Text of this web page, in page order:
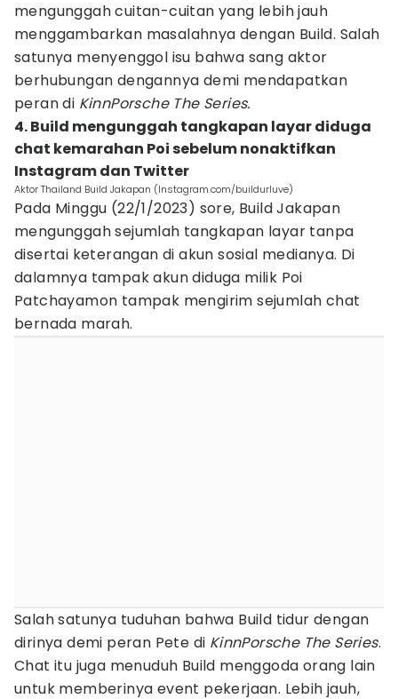
mengunggah cuitan-cuitan yang lebih jauh
menggambarkan masalahnya dengan Build. Salah
satunya menyenggol isu bahwa sang aktor
berhubungan dengannya demi mendapatkan
peran di KinnPorsche The Series.
4. Build mengunggah tangkapan layar diduga
chat kemarahan Poi sebelum nonaktifkan
Instagram dan Twitter
Aktor Thailand Build Jakapan (Instagram.com/buildurluve)
Pada Minggu (22/1/2023) sore, Build Jakapan
mengunggah sejumlah tangkapan layar tanpa
disertai keterangan di akun sosial medianya. Di
dalamnya tampak akun diduga milik Poi
Patchayamon tampak mengirim sejumlah chat
bernada marah.
Salah satunya tuduhan bahwa Build tidur dengan
dirinya demi peran Pete di KinnPorsche The Series.
Chat itu juga menuduh Build menggoda orang lain
untuk memberinya event pekerjaan. Lebih jauh,